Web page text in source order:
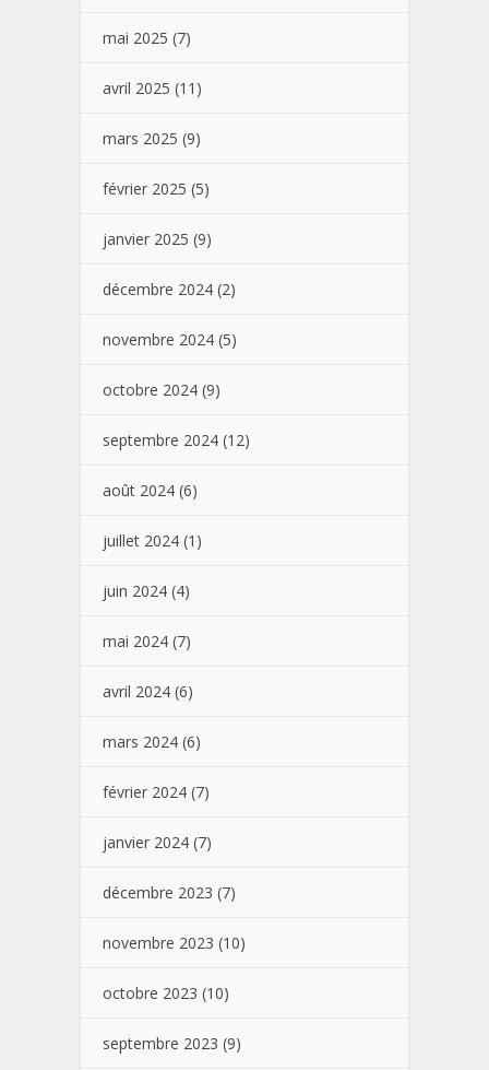
mai 2025 (7)
avril 2025 (11)
mars 2025 (9)
février 2025 (5)
janvier 2025 (9)
décembre 2024 (2)
novembre 2024 (5)
octobre 2024 (9)
septembre 2024 (12)
août 2024 (6)
juillet 2024 (1)
juin 2024 (4)
mai 2024 (7)
avril 2024 (6)
mars 2024 (6)
février 2024 (7)
janvier 2024 (7)
décembre 2023 (7)
novembre 2023 (10)
octobre 2023 (10)
septembre 2023 (9)